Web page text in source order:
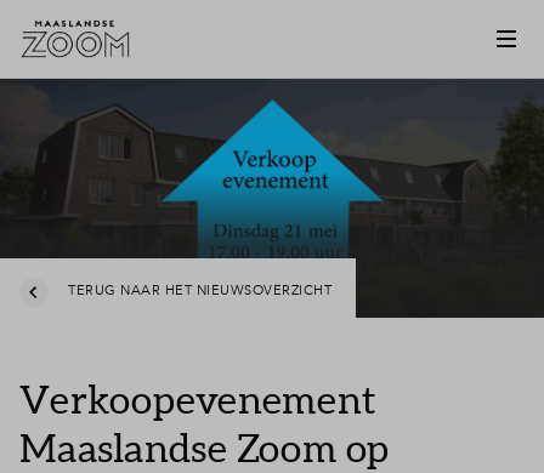
TERUG NAAR HET NIEUWSOVERZICHT
Verkoopevenement
Maaslandse Zoom op